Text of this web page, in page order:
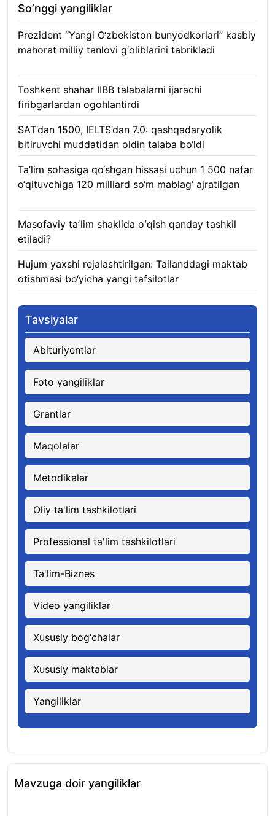
So’nggi yangiliklar
Prezident “Yangi O‘zbekiston bunyodkorlari” kasbiy
mahorat milliy tanlovi g‘oliblarini tabrikladi
Toshkent shahar IIBB talabalarni ijarachi
firibgarlardan ogohlantirdi
SAT’dan 1500, IELTS’dan 7.0: qashqadaryolik
bitiruvchi muddatidan oldin talaba bo‘ldi
Ta’lim sohasiga qo‘shgan hissasi uchun 1 500 nafar
o‘qituvchiga 120 milliard so‘m mablag‘ ajratilgan
Masofaviy taʼlim shaklida oʻqish qanday tashkil
etiladi?
Hujum yaxshi rejalashtirilgan: Tailanddagi maktab
otishmasi bo‘yicha yangi tafsilotlar
Tavsiyalar
Abituriyentlar
Foto yangiliklar
Grantlar
Maqolalar
Metodikalar
Oliy ta'lim tashkilotlari
Professional ta'lim tashkilotlari
Ta'lim-Biznes
Video yangiliklar
Xususiy bog‘chalar
Xususiy maktablar
Yangiliklar
Mavzuga doir yangiliklar